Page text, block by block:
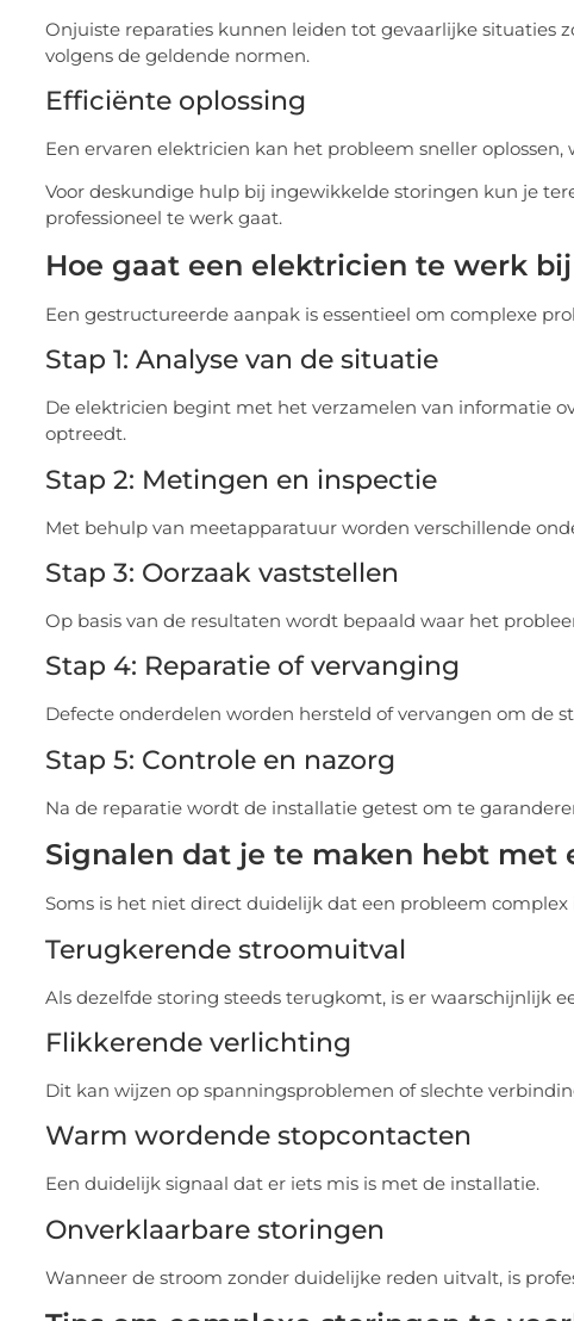
Onjuiste reparaties kunnen leiden tot gevaarlijke situaties
volgens de geldende normen.
Efficiënte oplossing
Een ervaren elektricien kan het probleem sneller
Voor deskundige hulp bij ingewikkelde storingen kun je
professioneel te werk gaat.
Hoe gaat een elektricien te werk
Een gestructureerde aanpak is essentieel om complexe
Stap 1: Analyse van de situatie
De elektricien begint met het verzamelen van informatie
optreedt.
Stap 2: Metingen en inspectie
Met behulp van meetapparatuur worden verschillende
Stap 3: Oorzaak vaststellen
Op basis van de resultaten wordt bepaald waar het
Stap 4: Reparatie of vervanging
Defecte onderdelen worden hersteld of vervangen om de
Stap 5: Controle en nazorg
Na de reparatie wordt de installatie getest om te
Signalen dat je te maken hebt met
Soms is het niet direct duidelijk dat een probleem complex
Terugkerende stroomuitval
Als dezelfde storing steeds terugkomt, is er waarschijnlijk
Flikkerende verlichting
Dit kan wijzen op spanningsproblemen of slechte
Warm wordende stopcontacten
Een duidelijk signaal dat er iets mis is met de installatie.
Onverklaarbare storingen
Wanneer de stroom zonder duidelijke reden uitvalt, is